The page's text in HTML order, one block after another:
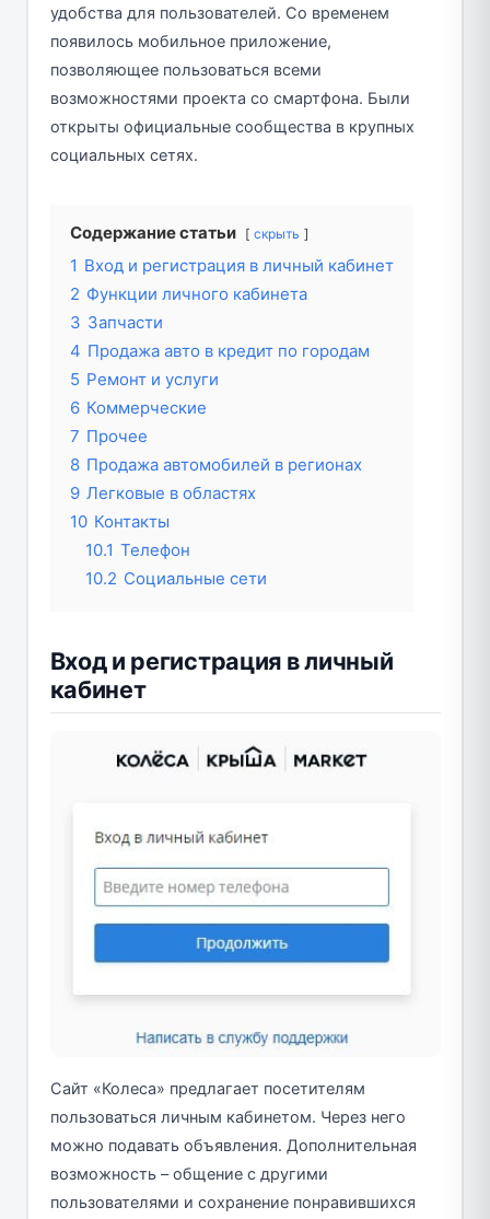
удобства для пользователей. Со временем
появилось мобильное приложение,
позволяющее пользоваться всеми
возможностями проекта со смартфона. Были
открыты официальные сообщества в крупных
социальных сетях.
Содержание статьи скрыть
1 Вход и регистрация в личный кабинет
2 Функции личного кабинета
3 Запчасти
4 Продажа авто в кредит по городам
5 Ремонт и услуги
6 Коммерческие
7 Прочее
8 Продажа автомобилей в регионах
9 Легковые в областях
10 Контакты
10.1 Телефон
10.2 Социальные сети
Вход и регистрация в личный
кабинет
Сайт «Колеса» предлагает посетителям
пользоваться личным кабинетом. Через него
можно подавать объявления. Дополнительная
возможность – общение с другими
пользователями и сохранение понравившихся